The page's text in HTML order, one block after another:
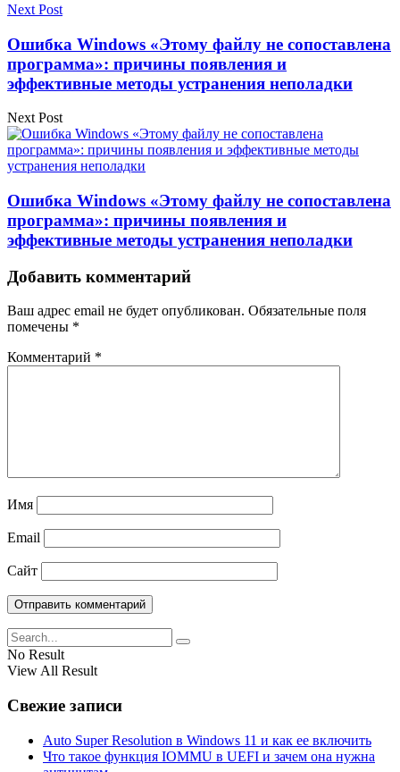
Next Post
Ошибка Windows «Этому файлу не сопоставлена
программа»: причины появления и
эффективные методы устранения неполадки
Next Post
Ошибка Windows «Этому файлу не сопоставлена
программа»: причины появления и
эффективные методы устранения неполадки
Добавить комментарий
Ваш адрес email не будет опубликован. Обязательные поля
помечены *
Комментарий *
Имя
Email
Сайт
No Result
View All Result
Свежие записи
Auto Super Resolution в Windows 11 и как ее включить
Что такое функция IOMMU в UEFI и зачем она нужна